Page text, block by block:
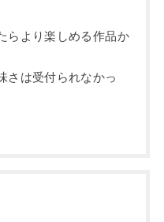
らより楽しめる作品か
さは受付られなかっ